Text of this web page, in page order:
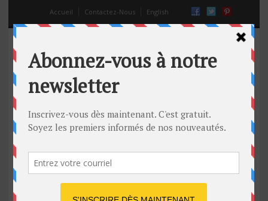
Accueil Contactez-Nous English
sans que personne ne réagisse
pour l’aider!